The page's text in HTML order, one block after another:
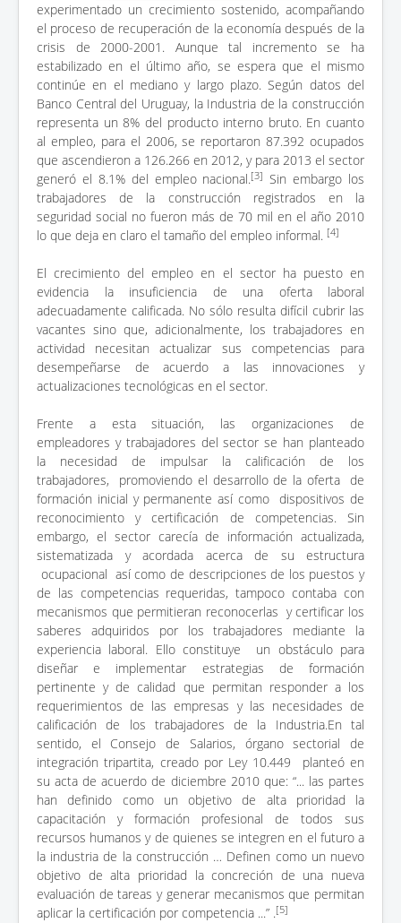
experimentado un crecimiento sostenido, acompañando
el proceso de recuperación de la economía después de la
crisis de 2000-2001. Aunque tal incremento se ha
estabilizado en el último año, se espera que el mismo
continúe en el mediano y largo plazo. Según datos del
Banco Central del Uruguay, la Industria de la construcción
representa un 8% del producto interno bruto. En cuanto
al empleo, para el 2006, se reportaron 87.392 ocupados
que ascendieron a 126.266 en 2012, y para 2013 el sector
generó el 8.1% del empleo nacional.[3] Sin embargo los
trabajadores de la construcción registrados en la
seguridad social no fueron más de 70 mil en el año 2010
lo que deja en claro el tamaño del empleo informal. [4]
El crecimiento del empleo en el sector ha puesto en
evidencia la insuficiencia de una oferta laboral
adecuadamente calificada. No sólo resulta difícil cubrir las
vacantes sino que, adicionalmente, los trabajadores en
actividad necesitan actualizar sus competencias para
desempeñarse de acuerdo a las innovaciones y
actualizaciones tecnológicas en el sector.
Frente a esta situación, las organizaciones de
empleadores y trabajadores del sector se han planteado
la necesidad de impulsar la calificación de los
trabajadores, promoviendo el desarrollo de la oferta de
formación inicial y permanente así como dispositivos de
reconocimiento y certificación de competencias. Sin
embargo, el sector carecía de información actualizada,
sistematizada y acordada acerca de su estructura
ocupacional así como de descripciones de los puestos y
de las competencias requeridas, tampoco contaba con
mecanismos que permitieran reconocerlas y certificar los
saberes adquiridos por los trabajadores mediante la
experiencia laboral. Ello constituye un obstáculo para
diseñar e implementar estrategias de formación
pertinente y de calidad que permitan responder a los
requerimientos de las empresas y las necesidades de
calificación de los trabajadores de la Industria.En tal
sentido, el Consejo de Salarios, órgano sectorial de
integración tripartita, creado por Ley 10.449 planteó en
su acta de acuerdo de diciembre 2010 que: “... las partes
han definido como un objetivo de alta prioridad la
capacitación y formación profesional de todos sus
recursos humanos y de quienes se integren en el futuro a
la industria de la construcción … Definen como un nuevo
objetivo de alta prioridad la concreción de una nueva
evaluación de tareas y generar mecanismos que permitan
aplicar la certificación por competencia ...” .[5]